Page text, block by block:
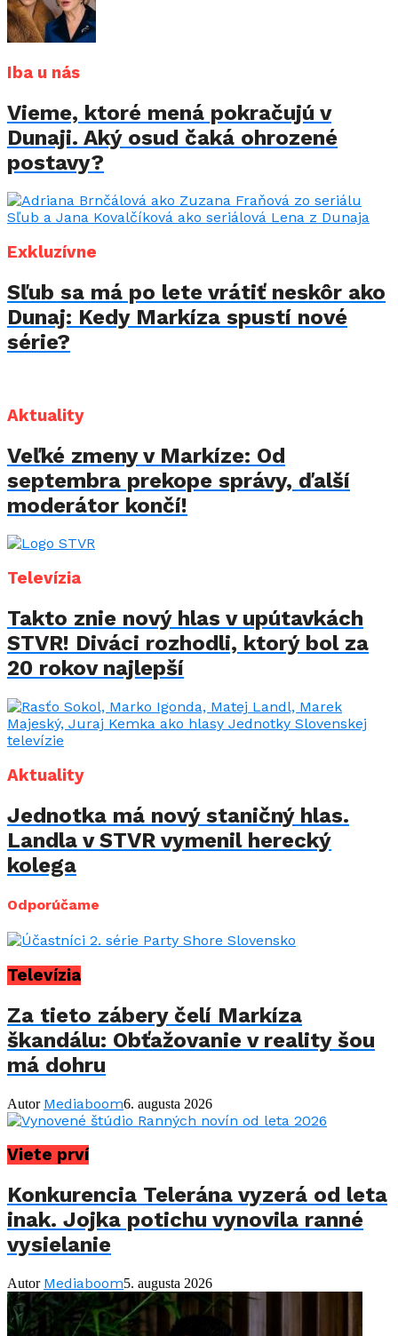
Iba u nás
Vieme, ktoré mená pokračujú v
Dunaji. Aký osud čaká ohrozené
postavy?
Exkluzívne
Sľub sa má po lete vrátiť neskôr ako
Dunaj: Kedy Markíza spustí nové
série?
Aktuality
Veľké zmeny v Markíze: Od
septembra prekope správy, ďalší
moderátor končí!
Televízia
Takto znie nový hlas v upútavkách
STVR! Diváci rozhodli, ktorý bol za
20 rokov najlepší
Aktuality
Jednotka má nový staničný hlas.
Landla v STVR vymenil herecký
kolega
Odporúčame
Televízia
Za tieto zábery čelí Markíza
škandálu: Obťažovanie v reality šou
má dohru
Autor Mediaboom6. augusta 2026
Viete prví
Konkurencia Telerána vyzerá od leta
inak. Jojka potichu vynovila ranné
vysielanie
Autor Mediaboom5. augusta 2026